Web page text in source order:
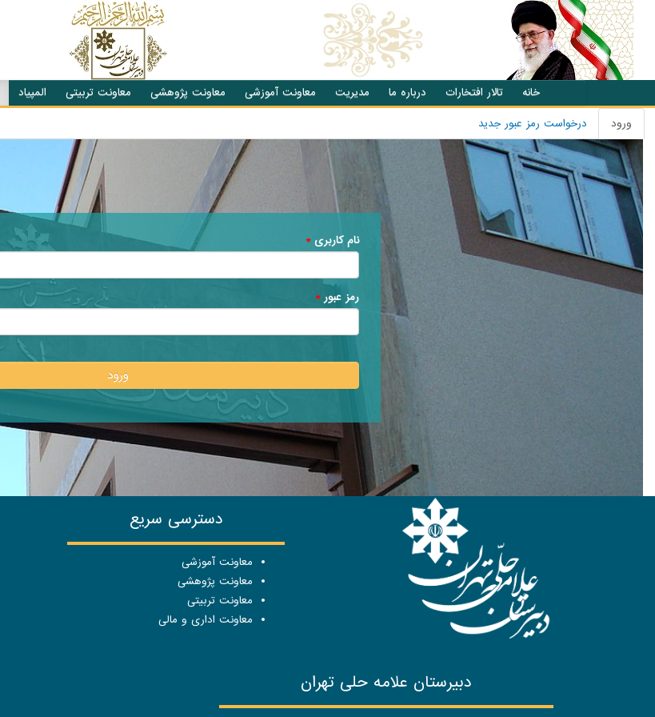
انتقال به محتوای اصلی
خانه تالار افتخارات درباره ما مدیریت معاونت آموزشی معاونت پژوهشی معاونت تربیتی المپیاد
تب های اصلی
ورود
فعال)
درخواست رمز عبور جدید
نام کاربری*
رمز عبور*
ورود
دسترسی سریع
معاونت آموزشی
معاونت پژوهشی
معاونت تربیتی
معاونت اداری و مالی
دبیرستان علامه حلی تهران